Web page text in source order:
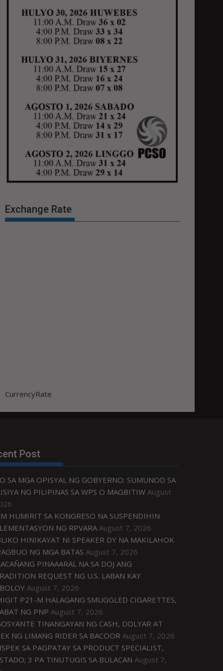
Exchange Rate
CurrencyRate
Post
SA MGA OPISYAL NG GOBYERNO: SUMUNOD SA
NG PILIPINAS SA WPS O MAGBITIW August
HUMIRIT SA KONGRESO NA SUSPENDIHIN
NG RPVARA August 7, 2026
HINIKAYAT NI SPEAKER DY NA MAKILAHOK
NG MGA BATAS August 7, 2026
PINAAARAL NA SA DOJ ANG
REQUEST NG U.S. LABAN KAY
August 7, 2026
P21-M HALAGANG SMUGGLED CIGARETTES,
NG PNP August 7, 2026
TINANGAYAN NG CASH, DOLYAR AT
NG LIMANG RIDER SA BACOOR August 7, 2026
SA PAGPATAY SA PRODUCT SPECIALIST,
3 PA TINUTUGIS SA BULACAN August 7,